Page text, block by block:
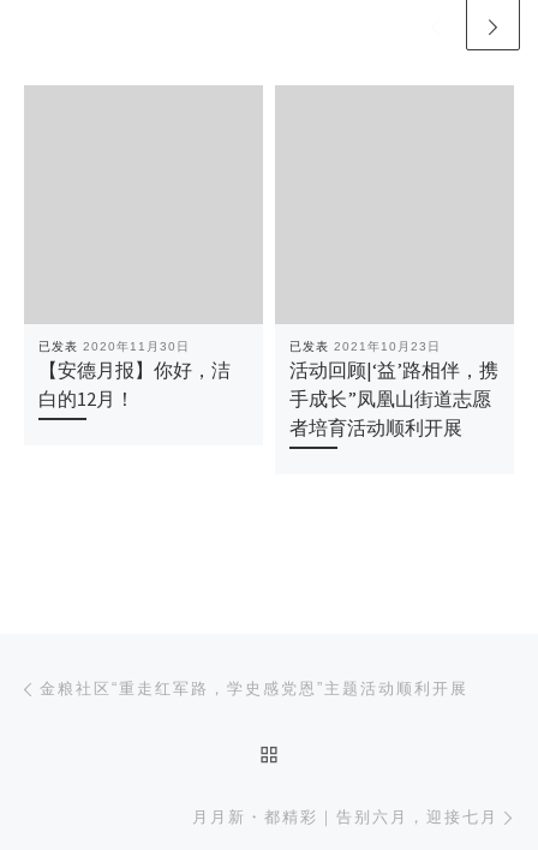
已发表 2020年11月30日
【安德月报】你好，洁
白的12月！
已发表 2021年10月23日
活动回顾|‘益’路相伴，携
手成长”凤凰山街道志愿
者培育活动顺利开展
文章导航
金粮社区“重走红军路，学史感党恩”主题活动顺利开展
月月新・都精彩｜告别六月，迎接七月